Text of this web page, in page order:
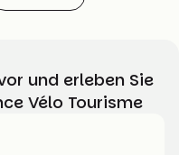
und erleben Sie
Vélo Tourisme